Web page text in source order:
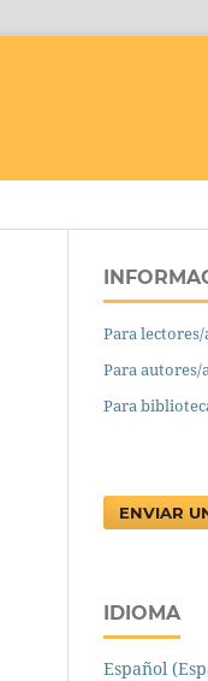
Para lectores/
Para autores/
Para
ENVIAR
IDIOMA
Español